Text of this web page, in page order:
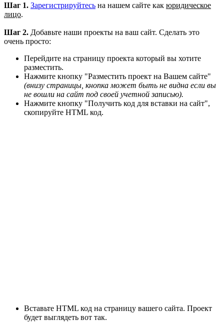
Шаг 1. Зарегистрируйтесь на нашем сайте как юридическое
лицо.
Шаг 2. Добавьте наши проекты на ваш сайт. Сделать это
очень просто:
Перейдите на страницу проекта который вы хотите
разместить.
Нажмите кнопку "Разместить проект на Вашем сайте"
(внизу страницы, кнопка может быть не видна если вы
не вошли на сайт под своей учетной записью).
Нажмите кнопку "Получить код для вставки на сайт",
скопируйте HTML код.
Вставьте HTML код на страницу вашего сайта. Проект
будет выглядеть вот так.